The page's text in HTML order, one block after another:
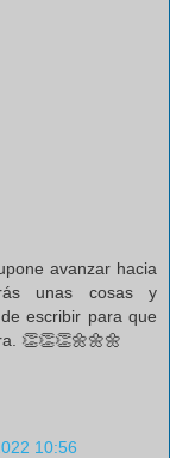
avanzar hacia
unas cosas y
escribir para que
👏👏👏🌼🌼🌼
10:56